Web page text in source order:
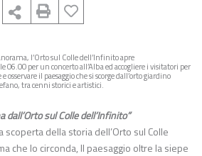
l’Orto sul Colle dell’Infinito apre
06.00 per un concerto all’Alba ed accogliere i visitatori per
osservare il paesaggio che si scorge dall’orto giardino
tra cenni storici e artistici.
dall’Orto sul Colle dell’Infinito”
scoperta della storia dell’Orto sul Colle
che lo circonda, Il paesaggio oltre la siepe